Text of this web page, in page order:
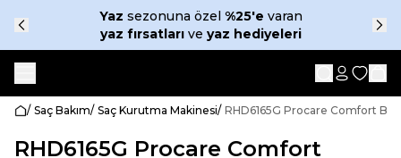
Yaz sezonuna özel %25'e varan
yaz fırsatlarıve yaz hediyeleri
/ Saç Bakım/ Saç Kurutma Makinesi/ RHD6165G Procare Comfort
RHD6165G Procare Comfort